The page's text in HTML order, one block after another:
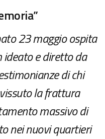
23 maggio ospita
ideato e diretto da
di chi
la frattura
massivo di
nei nuovi quartieri